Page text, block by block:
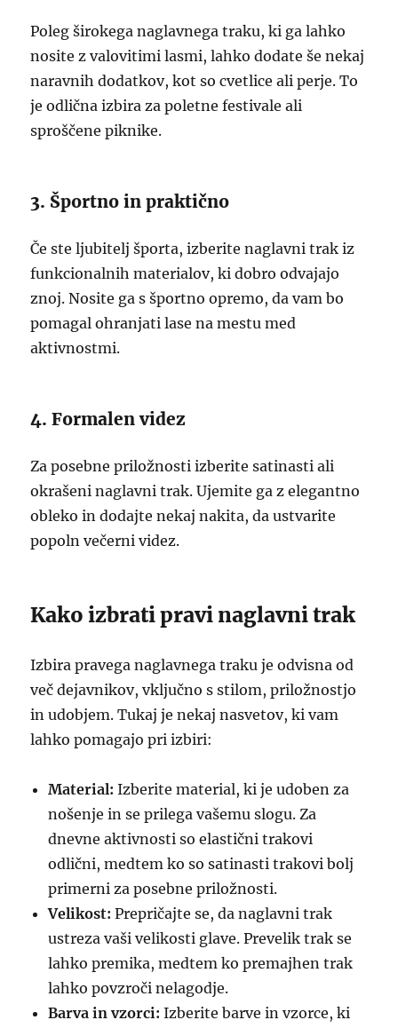
Poleg širokega naglavnega traku, ki ga lahko
nosite z valovitimi lasmi, lahko dodate še nekaj
naravnih dodatkov, kot so cvetlice ali perje. To
je odlična izbira za poletne festivale ali
sproščene piknike.
3. Športno in praktično
Če ste ljubitelj športa, izberite naglavni trak iz
funkcionalnih materialov, ki dobro odvajajo
znoj. Nosite ga s športno opremo, da vam bo
pomagal ohranjati lase na mestu med
aktivnostmi.
4. Formalen videz
Za posebne priložnosti izberite satinasti ali
okrašeni naglavni trak. Ujemite ga z elegantno
obleko in dodajte nekaj nakita, da ustvarite
popoln večerni videz.
Kako izbrati pravi naglavni trak
Izbira pravega naglavnega traku je odvisna od
več dejavnikov, vključno s stilom, priložnostjo
in udobjem. Tukaj je nekaj nasvetov, ki vam
lahko pomagajo pri izbiri:
Material: Izberite material, ki je udoben za
nošenje in se prilega vašemu slogu. Za
dnevne aktivnosti so elastični trakovi
odlični, medtem ko so satinasti trakovi bolj
primerni za posebne priložnosti.
Velikost: Prepričajte se, da naglavni trak
ustreza vaši velikosti glave. Prevelik trak se
lahko premika, medtem ko premajhen trak
lahko povzroči nelagodje.
Barva in vzorci: Izberite barve in vzorce, ki